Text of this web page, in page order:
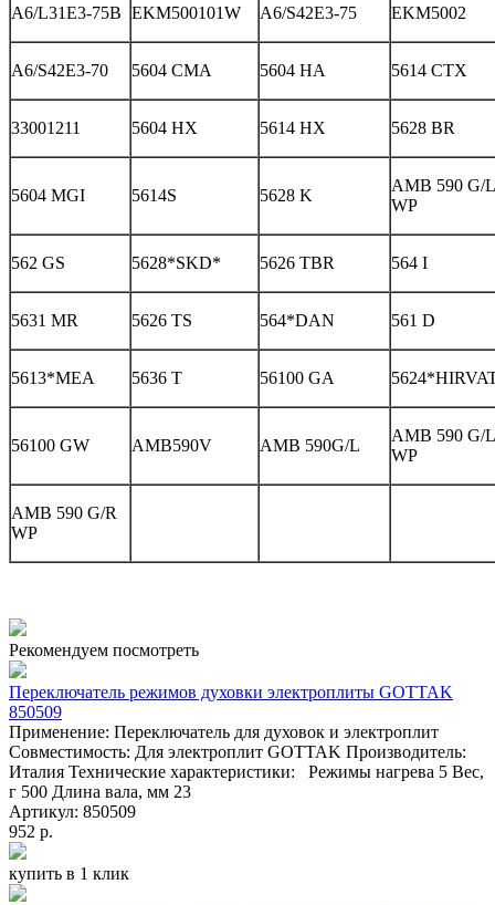
A6/L31E3-75B EKM500101W A6/S42E3-75 EKM5002
A6/S42E3-70 5604 CMA 5604 HA 5614 CTX
33001211 5604 HX 5614 HX 5628 BR
5604 MGI 5614S 5628 K
AMB 590 G/L
WP
562 GS 5628*SKD* 5626 TBR 564 I
5631 MR 5626 TS 564*DAN 561 D
5613*MEA 5636 T 56100 GA
56100 GW AMB590V AMB 590G/L
AMB 590 G/L
WP
AMB 590 G/R
WP
Рекомендуем посмотреть
Переключатель режимов духовки электроплиты GOTTAK
850509
Применение: Переключатель для духовок и электроплит
Совместимость: Для электроплит GOTTAK Производитель:
Италия Технические характеристики: Режимы нагрева 5 Вес,
г 500 Длина вала, мм 23
Артикул: 850509
952 р.
купить в 1 клик